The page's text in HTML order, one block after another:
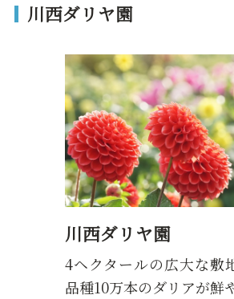
川西ダリヤ園
川西ダリヤ園
4ヘクタールの広大な敷
品種10万本のダリアが鮮